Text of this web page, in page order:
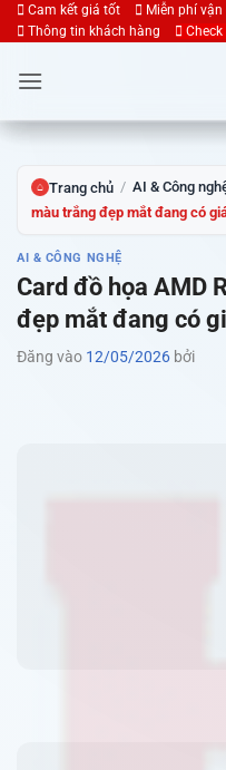
Bỏ
qua
nội
dung
Cam kết giá tốt Miễn phí vận
Thông tin khách hàng
⌂ Trang chủ / AI & Công
màu trắng đẹp mắt đang có
AI & CÔNG NGHỆ
Card đồ họa AMD
đẹp mắt đang có
Đăng vào 12/05/2026 bởi